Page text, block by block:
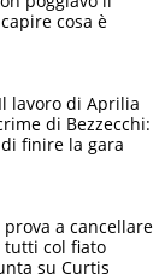
cosa è
lavoro di Aprilia
di Bezzecchi:
finire la gara
a cancellare
tutti col fiato
su Curtis